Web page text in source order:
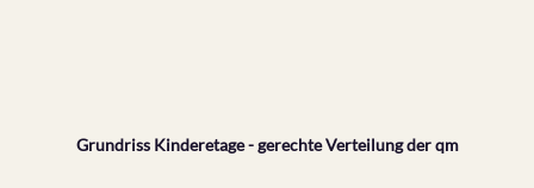
Grundriss Kinderetage - gerechte Verteilung der qm